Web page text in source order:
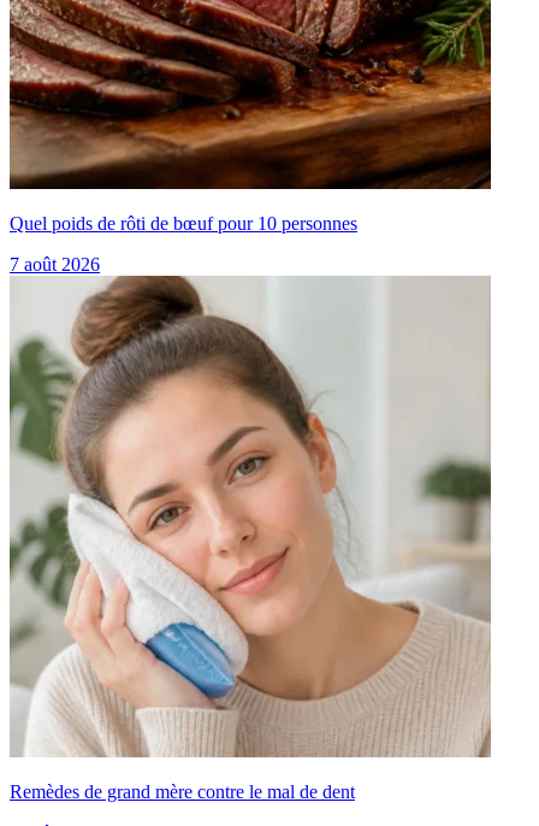
Quel poids de rôti de bœuf pour 10 personnes
7 août 2026
Remèdes de grand mère contre le mal de dent